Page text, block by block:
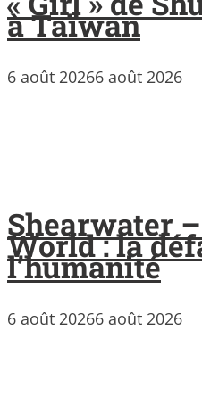
à Taïwan
6 août 20266 août 2026
Shearwater
World : la
l’humanité
6 août 20266 août 2026